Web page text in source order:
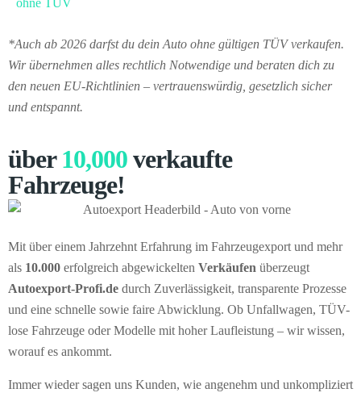
ohne TÜV
*Auch ab 2026 darfst du dein Auto ohne gültigen TÜV verkaufen.
Wir übernehmen alles rechtlich Notwendige und beraten dich zu
den neuen EU-Richtlinien – vertrauenswürdig, gesetzlich sicher
und entspannt.
über10,000verkaufte
Fahrzeuge!
Mit über einem Jahrzehnt Erfahrung im Fahrzeugexport und mehr
als 10.000 erfolgreich abgewickelten Verkäufen überzeugt
Autoexport-Profi.de durch Zuverlässigkeit, transparente Prozesse
und eine schnelle sowie faire Abwicklung. Ob Unfallwagen, TÜV-
lose Fahrzeuge oder Modelle mit hoher Laufleistung – wir wissen,
worauf es ankommt.
Immer wieder sagen uns Kunden, wie angenehm und unkompliziert